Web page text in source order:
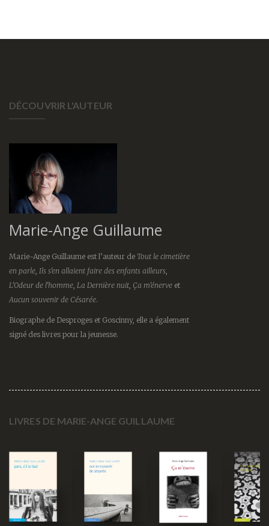
DÉCOUVRIR L'AUTEUR
Marie-Ange Guillaume
Marie-Ange Guillaume est l’auteur de Tout le cimetière
en parle Ils s’en allaient faire des enfants ailleurs
L’Odeur de l’homme La Dernière nuit Ça m’énerve et
Aucun souvenir de Césarée.
Biographe de Desproges et Goscinny, elle a également
signé des livres pour la jeunesse.
LIVRES DE MARIE-ANGE GUILLAUME